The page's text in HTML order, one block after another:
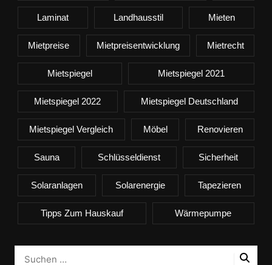
Laminat Landhausstil Mieten
Mietpreise Mietpreisentwicklung Mietrecht
Mietspiegel Mietspiegel 2021
Mietspiegel 2022 Mietspiegel Deutschland
Mietspiegel Vergleich Möbel Renovieren
Sauna Schlüsseldienst Sicherheit
Solaranlagen Solarenergie Tapezieren
Tipps Zum Hauskauf Wärmepumpe